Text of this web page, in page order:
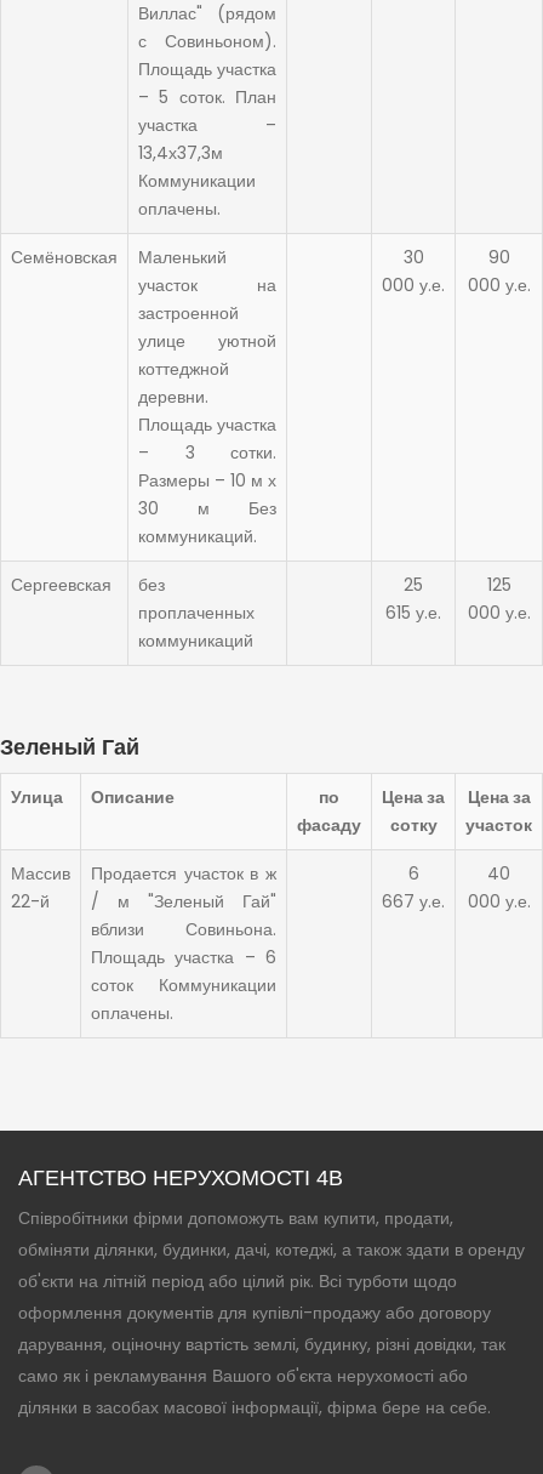
Виллас" (рядом
с Совиньоном).
Площадь участка
– 5 соток. План
участка –
13,4х37,3м
Коммуникации
оплачены.
Семёновская
Маленький
участок на
застроенной
улице уютной
коттеджной
деревни.
Площадь участка
– 3 сотки.
Размеры – 10 м х
30 м Без
коммуникаций.
30
000 у.е.
90
000 у.е.
Сергеевская
без
проплаченных
коммуникаций
25
615 у.е.
125
000 у.е.
Зеленый Гай
Улица Описание
по
фасаду
Цена за
сотку
Цена за
участок
Массив
22-й
Продается участок в ж
/ м "Зеленый Гай"
вблизи Совиньона.
Площадь участка – 6
соток Коммуникации
оплачены.
6
667 у.е.
40
000 у.е.
АГЕНТСТВО НЕРУХОМОСТІ 4B
Співробітники фірми допоможуть вам купити, продати,
обміняти ділянки, будинки, дачі, котеджі, а також здати в оренду
об'єкти на літній період або цілий рік. Всі турботи щодо
оформлення документів для купівлі-продажу або договору
дарування, оціночну вартість землі, будинку, різні довідки, так
само як і рекламування Вашого об'єкта нерухомості або
ділянки в засобах масової інформації, фірма бере на себе.